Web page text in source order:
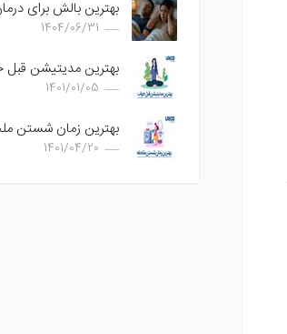
بهترین بالش برای
1404/06/31
بهترین مدیتیشن قبل
1401/01/05
بهترین زمان شستن
1401/04/20